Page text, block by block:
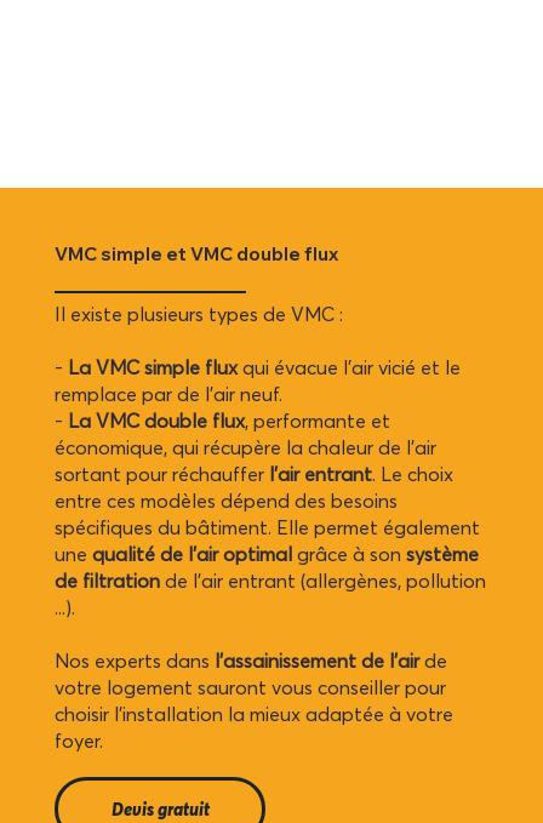
VMC simple et VMC double flux
Il existe plusieurs types de VMC :
- La VMC simple fluxqui évacue l'air vicié et le
remplace par de l’air neuf.
- La VMC double flux, performante et
économique, qui récupère la chaleur de l'air
sortant pour réchauffer l'air entrant. Le choix
entre ces modèles dépend des besoins
spécifiques du bâtiment. Elle permet également
une qualité de l’air optimalgrâce à son système
de filtrationde l’air entrant (allergènes, pollution
...).
Nos experts dans l’assainissement de l’airde
votre logement sauront vous conseiller pour
choisir l’installation la mieux adaptée à votre
foyer.
Devis gratuit